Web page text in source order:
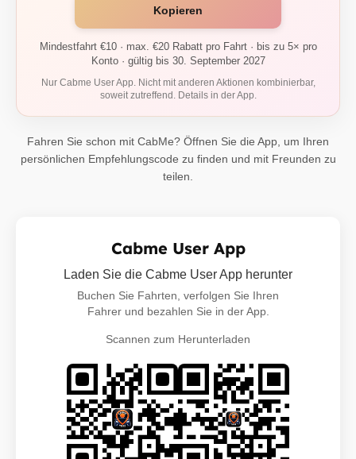
Kopieren
Mindestfahrt €10 · max. €20 Rabatt pro Fahrt · bis zu 5× pro
Konto · gültig bis 30. September 2027
Nur Cabme User App. Nicht mit anderen Aktionen kombinierbar,
soweit zutreffend. Details in der App.
Fahren Sie schon mit CabMe? Öffnen Sie die App, um Ihren
persönlichen Empfehlungscode zu finden und mit Freunden zu
teilen.
Cabme User App
Laden Sie die Cabme User App herunter
Buchen Sie Fahrten, verfolgen Sie Ihren
Fahrer und bezahlen Sie in der App.
Scannen zum Herunterladen